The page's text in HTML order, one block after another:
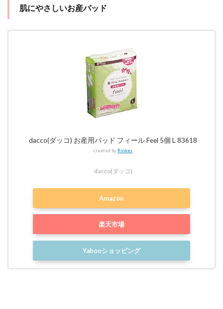
肌にやさしいお産パッド
dacco(ダッコ) お産用パッド フィール Feel 5個 L 83618
created by Rinker
dacco(ダッコ)
Amazon
楽天市場
Yahooショッピング